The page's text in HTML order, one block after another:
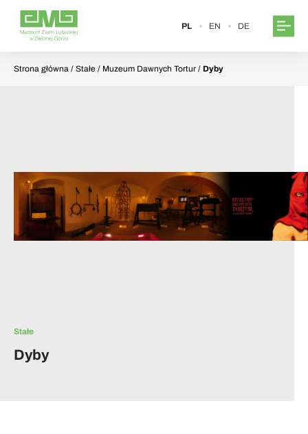
PL EN DE
Strona główna / Stałe / Muzeum Dawnych Tortur / Dyby
Stałe
Dyby